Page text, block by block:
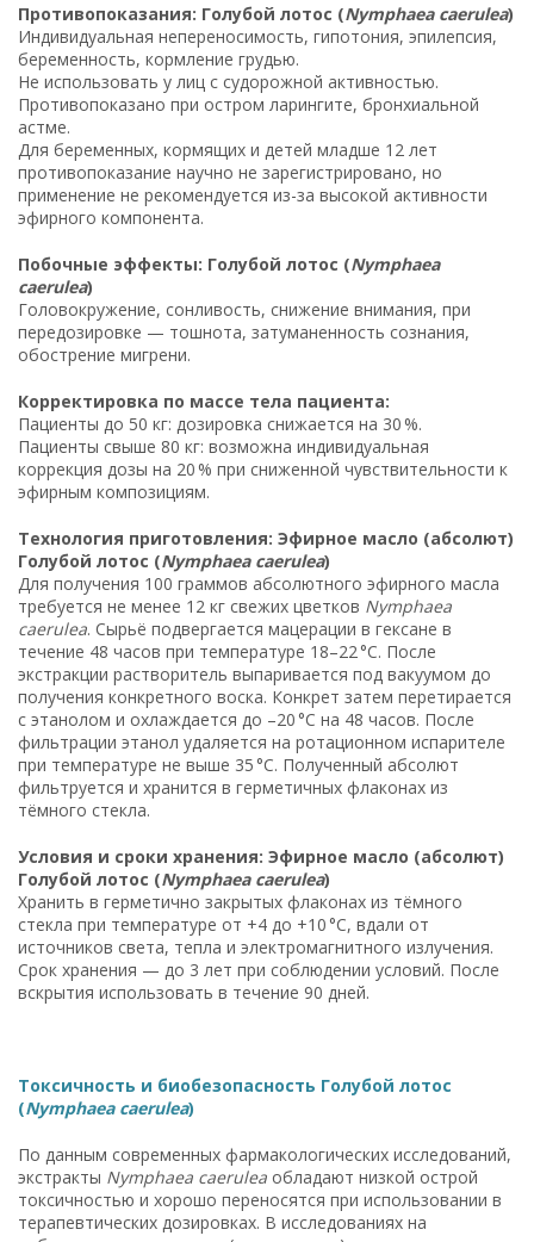
Противопоказания: Голубой лотос (Nymphaea caerulea)
Индивидуальная непереносимость, гипотония, эпилепсия,
беременность, кормление грудью.
Не использовать у лиц с судорожной активностью.
Противопоказано при остром ларингите, бронхиальной
астме.
Для беременных, кормящих и детей младше 12 лет
противопоказание научно не зарегистрировано, но
применение не рекомендуется из-за высокой активности
эфирного компонента.
Побочные эффекты: Голубой лотос (Nymphaea
caerulea)
Головокружение, сонливость, снижение внимания, при
передозировке — тошнота, затуманенность сознания,
обострение мигрени.
Корректировка по массе тела пациента:
Пациенты до 50 кг: дозировка снижается на 30 %.
Пациенты свыше 80 кг: возможна индивидуальная
коррекция дозы на 20 % при сниженной чувствительности к
эфирным композициям.
Технология приготовления: Эфирное масло (абсолют)
Голубой лотос (Nymphaea caerulea)
Для получения 100 граммов абсолютного эфирного масла
требуется не менее 12 кг свежих цветков Nymphaea
caerulea. Сырьё подвергается мацерации в гексане в
течение 48 часов при температуре 18–22 °C. После
экстракции растворитель выпаривается под вакуумом до
получения конкретного воска. Конкрет затем перетирается
с этанолом и охлаждается до –20 °C на 48 часов. После
фильтрации этанол удаляется на ротационном испарителе
при температуре не выше 35 °C. Полученный абсолют
фильтруется и хранится в герметичных флаконах из
тёмного стекла.
Условия и сроки хранения: Эфирное масло (абсолют)
Голубой лотос (Nymphaea caerulea)
Хранить в герметично закрытых флаконах из тёмного
стекла при температуре от +4 до +10 °C, вдали от
источников света, тепла и электромагнитного излучения.
Срок хранения — до 3 лет при соблюдении условий. После
вскрытия использовать в течение 90 дней.
Токсичность и биобезопасность Голубой лотос
(Nymphaea caerulea)
По данным современных фармакологических исследований,
экстракты Nymphaea caerulea обладают низкой острой
токсичностью и хорошо переносятся при использовании в
терапевтических дозировках. В исследованиях на